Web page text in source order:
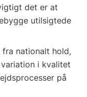
det er at
utilsigtede
fra nationalt hold,
i kvalitet
på